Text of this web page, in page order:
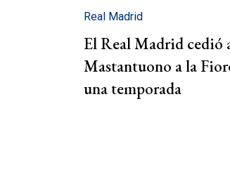
Real Madrid
El Real Madrid cedió
Mastantuono a la
una temporada